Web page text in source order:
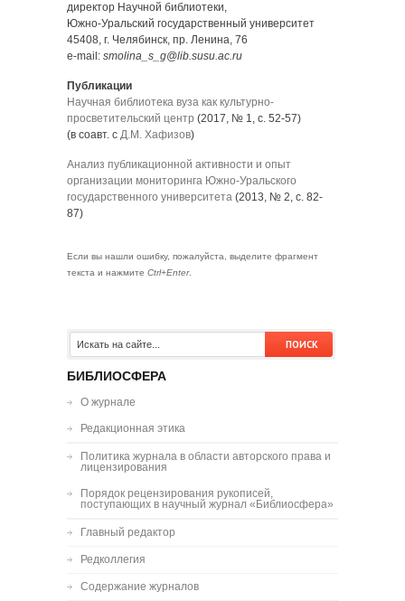
директор Научной библиотеки,
Южно-Уральский государственный университет
45408, г. Челябинск, пр. Ленина, 76
e-mail: smolina_s_g@lib.susu.ac.ru
Публикации
Научная библиотека вуза как культурно-
просветительский центр (2017, № 1, с. 52-57)
(в соавт. с Д.М. Хафизов)
Анализ публикационной активности и опыт
организации мониторинга Южно-Уральского
государственного университета (2013, № 2, с. 82-
87)
Если вы нашли ошибку, пожалуйста, выделите фрагмент
текста и нажмите Ctrl+Enter.
БИБЛИОСФЕРА
О журнале
Редакционная этика
Политика журнала в области авторского права и
лицензирования
Порядок рецензирования рукописей,
поступающих в научный журнал «Библиосфера»
Главный редактор
Редколлегия
Содержание журналов